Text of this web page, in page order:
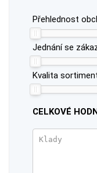
Přehlednost
Jednání se
Kvalita
CELKOVÉ